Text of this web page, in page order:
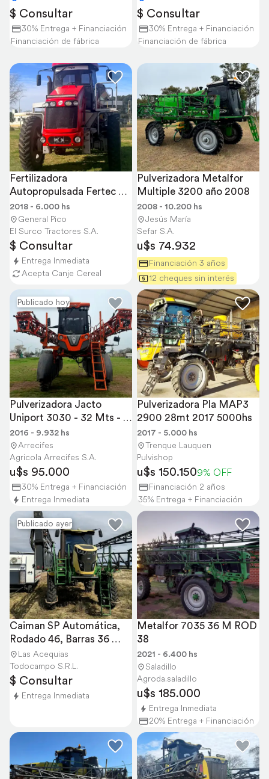
$ Consultar
30% Entrega + Financiación
Financiación de fábrica
$ Consultar
30% Entrega + Financiación
Financiación de fábrica
Fertilizadora
Autopropulsada Fertec
618 – año 2018
2018 - 6.000 hs
General Pico
El Surco Tractores S.A.
$ Consultar
Entrega Inmediata
Acepta Canje Cereal
Pulverizadora Metalfor
Multiple 3200 año 2008
2008 - 10.200 hs
Jesús María
Sefar S.A.
u$s 74.932
Financiación 3 años
12 cheques sin interés
Publicado hoy
Pulverizadora Jacto
Uniport 3030 - 32 Mts -
Corte Pico a PIC
2016 - 9.932 hs
Arrecifes
Agricola Arrecifes S.A.
u$s 95.000
30% Entrega + Financiación
Entrega Inmediata
Pulverizadora Pla MAP3
2900 28mt 2017 5000hs
2017 - 5.000 hs
Trenque Lauquen
Pulvishop
u$s 150.1509% OFF
Financiación 2 años
35% Entrega + Financiación
Publicado ayer
Caiman SP Automática,
Rodado 46, Barras 36
MTS,3800 Lts
Las Acequias
Todocampo S.R.L.
$ Consultar
Entrega Inmediata
Metalfor 7035 36 M ROD
38
2021 - 6.400 hs
Saladillo
Agroda.saladillo
u$s 185.000
Entrega Inmediata
20% Entrega + Financiación